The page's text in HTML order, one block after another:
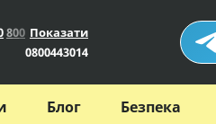
800 Показати
0800443014
Блог Безпека